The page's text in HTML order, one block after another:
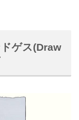
ゲス(Draw